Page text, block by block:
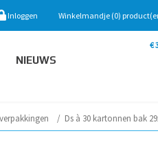
Inloggen Winkelmandje (0)
NIEUWS
€
/ Ds à 30 kartonnen bak